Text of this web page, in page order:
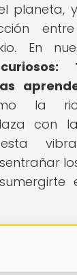
planeta,
En
la
con